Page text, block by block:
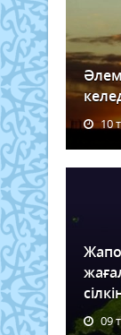
10
09